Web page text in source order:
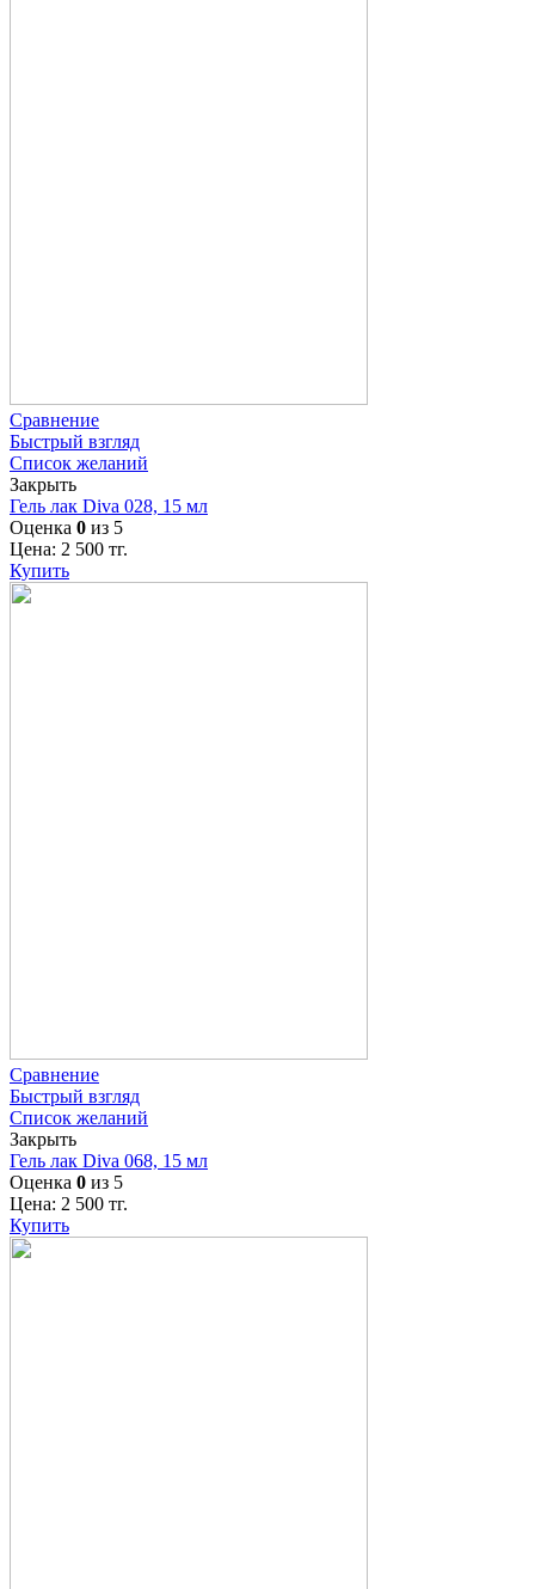
Сравнение
Быстрый взгляд
Список желаний
Закрыть
Гель лак Diva 028, 15 мл
Оценка 0 из 5
Цена: 2 500 тг.
Купить
Сравнение
Быстрый взгляд
Список желаний
Закрыть
Гель лак Diva 068, 15 мл
Оценка 0 из 5
Цена: 2 500 тг.
Купить